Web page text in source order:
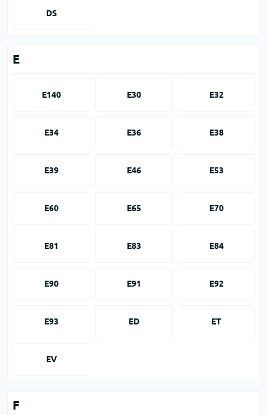
DS
E
E140 E30 E32
E34 E36 E38
E39 E46 E53
E60 E65 E70
E81 E83 E84
E90 E91 E92
E93 ED ET
EV
F